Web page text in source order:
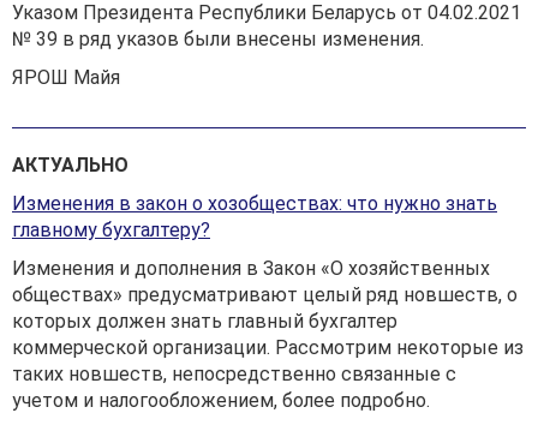
Указом Президента Республики Беларусь от 04.02.2021
№ 39 в ряд указов были внесены изменения.
ЯРОШ Майя
АКТУАЛЬНО
Изменения в закон о хозобществах: что нужно знать
главному бухгалтеру?
Изменения и дополнения в Закон «О хозяйственных
обществах» предусматривают целый ряд новшеств, о
которых должен знать главный бухгалтер
коммерческой организации. Рассмотрим некоторые из
таких новшеств, непосредственно связанные с
учетом и налогообложением, более подробно.